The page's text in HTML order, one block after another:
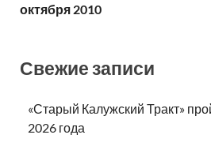
октября 2010
Свежие записи
«Старый Калужский Тракт»
2026 года